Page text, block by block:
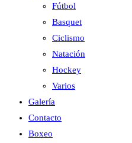
Fútbol
Basquet
Ciclismo
Natación
Hockey
Varios
Galería
Contacto
Boxeo